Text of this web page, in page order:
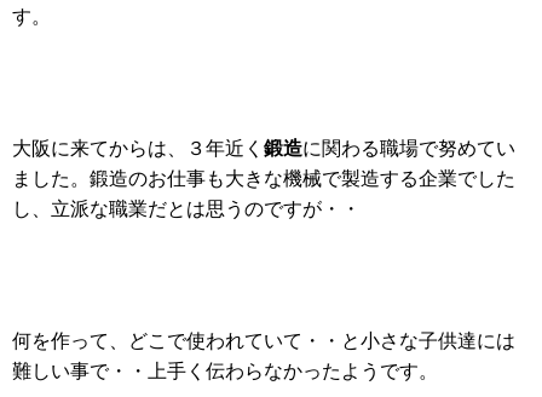
す。
大阪に来てからは、３年近く 鍛造に関わる職場で努めてい
ました。鍛造のお仕事も大きな機械で製造する企業でした
し、立派な職業だとは思うのですが・・
何を作って、どこで使われていて・・と小さな子供達には
難しい事で・・上手く伝わらなかったようです。